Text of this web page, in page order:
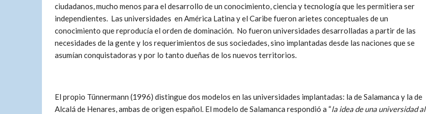
ciudadanos, mucho menos para el desarrollo de un conocimiento, ciencia y tecnología que les permitiera ser
independientes. Las universidades en América Latina y el Caribe fueron arietes conceptuales de un
conocimiento que reproducía el orden de dominación. No fueron universidades desarrolladas a partir de las
necesidades de la gente y los requerimientos de sus sociedades, sino implantadas desde las naciones que se
asumían conquistadoras y por lo tanto dueñas de los nuevos territorios.
El propio Tünnermann (1996) distingue dos modelos en las universidades implantadas: la de Salamanca y la de
Alcalá de Henares, ambas de origen español. El modelo de Salamanca respondió a “la idea de una universidad al